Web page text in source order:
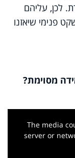
לכן, עליהם
פנימי שיאזנו
מסוימת?
This
The media
server or